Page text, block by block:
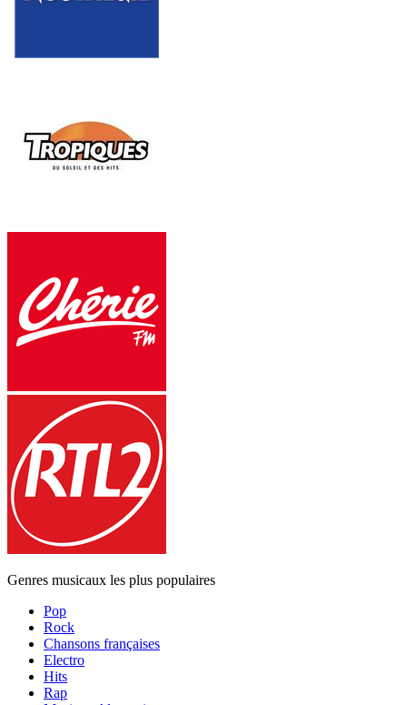
Genres musicaux les plus populaires
Pop
Rock
Chansons françaises
Electro
Hits
Rap